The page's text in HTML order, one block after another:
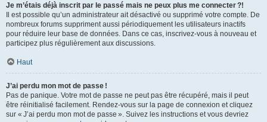
Je m’étais déjà inscrit par le passé mais ne peux plus me connecter ?!
Il est possible qu’un administrateur ait désactivé ou supprimé votre compte. De
nombreux forums suppriment aussi périodiquement les utilisateurs inactifs
pour réduire leur base de données. Dans ce cas, inscrivez-vous à nouveau et
participez plus régulièrement aux discussions.
Haut
J’ai perdu mon mot de passe !
Pas de panique. Votre mot de passe ne peut pas être récupéré, mais il peut
être réinitialisé facilement. Rendez-vous sur la page de connexion et cliquez
sur « J’ai perdu mon mot de passe ». Suivez les instructions et vous devriez